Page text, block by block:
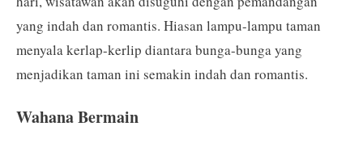
yang indah dan romantis. Hiasan lampu-lampu taman
menyala kerlap-kerlip diantara bunga-bunga yang
menjadikan taman ini semakin indah dan romantis.
Wahana Bermain